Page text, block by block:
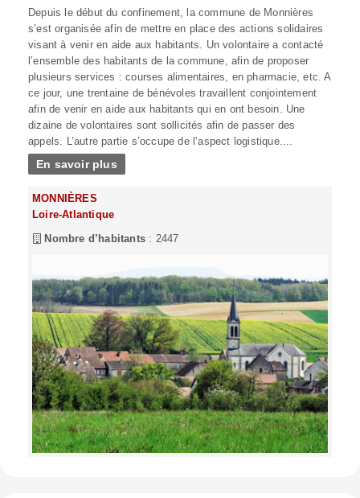
Depuis le début du confinement, la commune de Monnières
s’est organisée afin de mettre en place des actions solidaires
visant à venir en aide aux habitants. Un volontaire a contacté
l’ensemble des habitants de la commune, afin de proposer
plusieurs services : courses alimentaires, en pharmacie, etc. A
ce jour, une trentaine de bénévoles travaillent conjointement
afin de venir en aide aux habitants qui en ont besoin. Une
dizaine de volontaires sont sollicités afin de passer des
appels. L’autre partie s’occupe de l’aspect logistique....
En savoir plus
MONNIÈRES
Loire-Atlantique
Nombre d’habitants : 2447